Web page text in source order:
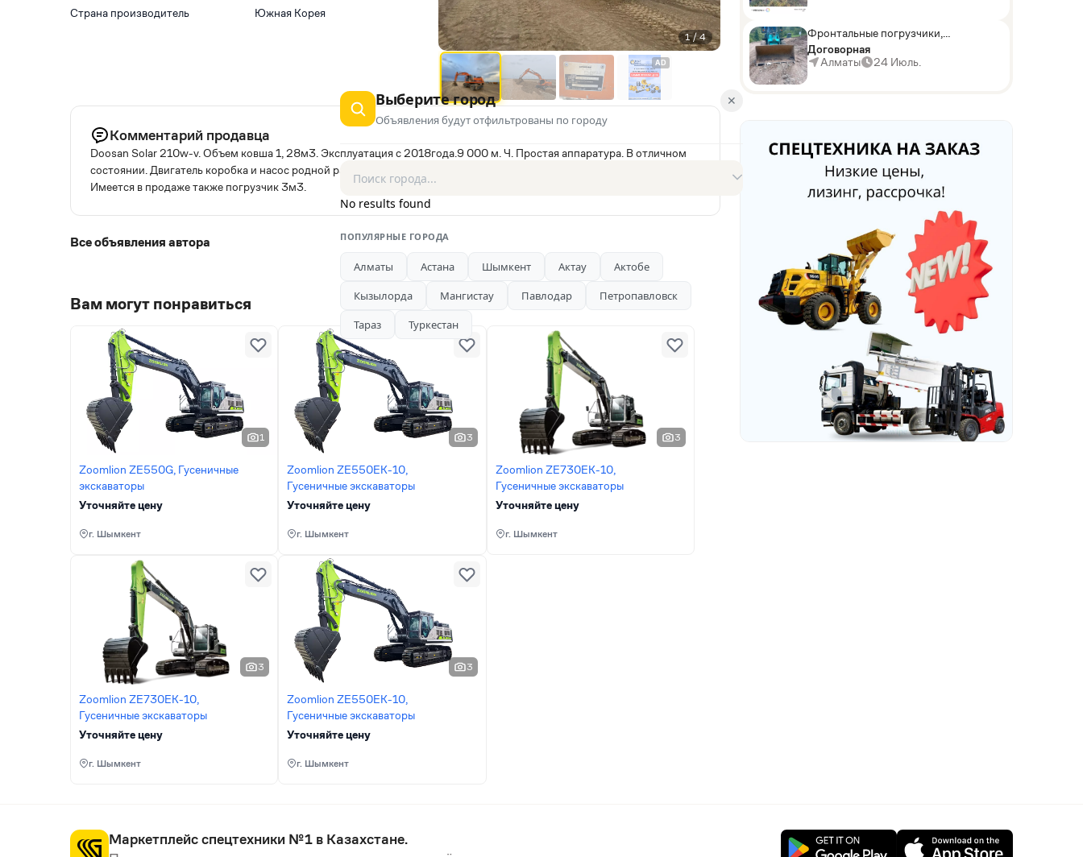
Страна производитель
Южная Корея
1 / 4
AD
Комментарий продавца
Doosan Solar 210w-v. Объем ковша 1, 28м3. Эксплуатация с 2018года.9 000 м. Ч. Простая аппаратура. В отличном
состоянии. Двигатель коробка и насос родной работают как часы. Причина продажи обновление парка спецтехники.
Имеется в продаже также погрузчик 3м3.
Все объявления автора
Вам могут понравиться
1
Zoomlion ZE550G, Гусеничные
экскаваторы
Уточняйте цену
г. Шымкент
3
Zoomlion ZE550EK-10,
Гусеничные экскаваторы
Уточняйте цену
г. Шымкент
3
Zoomlion ZE730EK-10,
Гусеничные экскаваторы
Уточняйте цену
г. Шымкент
3
Zoomlion ZE730EK-10,
Гусеничные экскаваторы
Уточняйте цену
г. Шымкент
3
Zoomlion ZE550EK-10,
Гусеничные экскаваторы
Уточняйте цену
г. Шымкент
Фронтальные погрузчики,
Sunward ZYJ 320
Договорная
Алматы
24 Июль.
Маркетплейс спецтехники №1 в Казахстане.
✕
Выберите город
Объявления будут отфильтрованы по городу
No results found
ПОПУЛЯРНЫЕ ГОРОДА
Алматы Астана Шымкент Актау
Актобе
Кызылорда
Мангистау Павлодар
Петропавловск
Тараз
Туркестан